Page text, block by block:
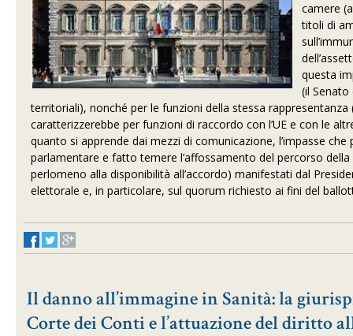
camere
titoli di
questa
(il
territoriali), nonché per le funzioni della stessa
caratterizzerebbe per funzioni di raccordo con l’UE e con le
quanto si apprende dai mezzi di comunicazione, l’impasse che
parlamentare e fatto temere l’affossamento del percorso
perlomeno alla disponibilità all’accordo) manifestati dal
elettorale e, in particolare, sul quorum richiesto ai fini del
Il danno all’immagine in Sanità: la
Corte dei Conti e l’attuazione del diritto